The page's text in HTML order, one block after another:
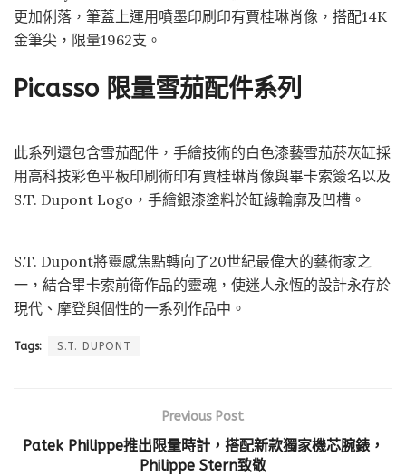
更加俐落，筆蓋上運用噴墨印刷印有賈桂琳肖像，搭配14K
金筆尖，限量1962支。
Picasso 限量雪茄配件系列
此系列還包含雪茄配件，手繪技術的白色漆藝雪茄菸灰缸採
用高科技彩色平板印刷術印有賈桂琳肖像與畢卡索簽名以及
S.T. Dupont Logo，手繪銀漆塗料於缸緣輪廓及凹槽。
S.T. Dupont將靈感焦點轉向了20世紀最偉大的藝術家之
一，結合畢卡索前衛作品的靈魂，使迷人永恆的設計永存於
現代、摩登與個性的一系列作品中。
Tags: S.T. DUPONT
Previous Post
Patek Philippe推出限量時計，搭配新款獨家機芯腕錶，
Philippe Stern致敬